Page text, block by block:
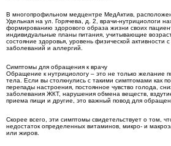
В многопрофильном медцентре МедАктив,
Удельная на ул. Горячева, д. 2, врачи-нутрициологи
формированию здорового образа жизни своих
индивидуальные планы питания, учитывающие
состояние здоровья, уровень физической активности
заболеваний и аллергий.
Симптомы для обращения к врачу
Обращение к нутрициологу – это не только желание
тела. Если вы столкнулись с такими симптомами как
перепады настроения, постоянное чувство голода,
заболевания ЖКТ, нарушения обмена веществ,
приема пищи и другие, это важный повод для
Скорее всего, эти симптомы свидетельствует о том,
недостаток определенных витаминов, микро- и
или жиров.